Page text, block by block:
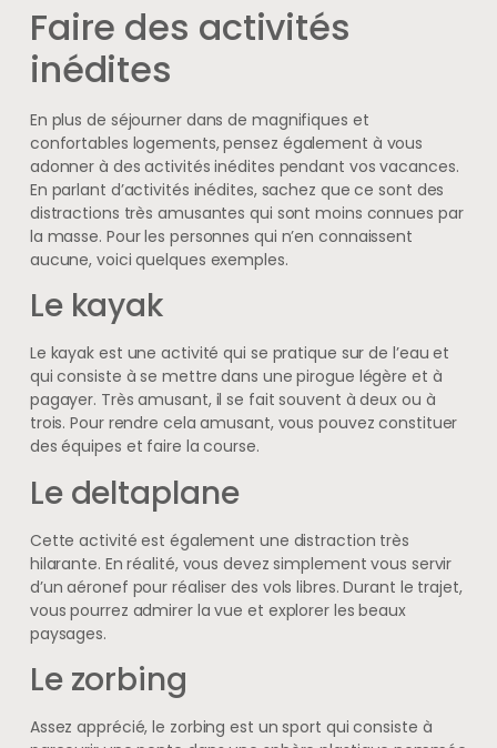
Faire des activités
inédites
En plus de séjourner dans de magnifiques et
confortables logements, pensez également à vous
adonner à des activités inédites pendant vos vacances.
En parlant d’activités inédites, sachez que ce sont des
distractions très amusantes qui sont moins connues par
la masse. Pour les personnes qui n’en connaissent
aucune, voici quelques exemples.
Le kayak
Le kayak est une activité qui se pratique sur de l’eau et
qui consiste à se mettre dans une pirogue légère et à
pagayer. Très amusant, il se fait souvent à deux ou à
trois. Pour rendre cela amusant, vous pouvez constituer
des équipes et faire la course.
Le deltaplane
Cette activité est également une distraction très
hilarante. En réalité, vous devez simplement vous servir
d’un aéronef pour réaliser des vols libres. Durant le trajet,
vous pourrez admirer la vue et explorer les beaux
paysages.
Le zorbing
Assez apprécié, le zorbing est un sport qui consiste à